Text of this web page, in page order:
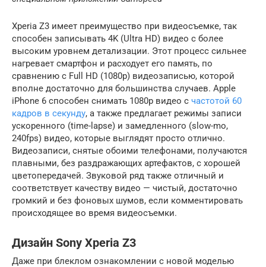
Xperia Z3 имеет преимущество при видеосъемке, так
способен записывать 4K (Ultra HD) видео с более
высоким уровнем детализации. Этот процесс сильнее
нагревает смартфон и расходует его память, по
сравнению с Full HD (1080p) видеозаписью, которой
вполне достаточно для большинства случаев. Apple
iPhone 6 способен снимать 1080p видео с частотой 60
кадров в секунду, а также предлагает режимы записи
ускоренного (time-lapse) и замедленного (slow-mo,
240fps) видео, которые выглядят просто отлично.
Видеозаписи, снятые обоими телефонами, получаются
плавными, без раздражающих артефактов, с хорошей
цветопередачей. Звуковой ряд также отличный и
соответствует качеству видео — чистый, достаточно
громкий и без фоновых шумов, если комментировать
происходящее во время видеосъемки.
Дизайн Sony Xperia Z3
Даже при блеклом ознакомлении с новой моделью